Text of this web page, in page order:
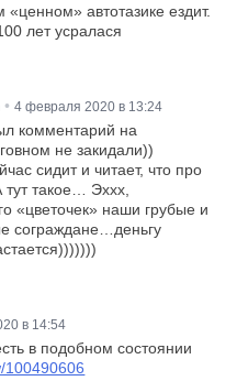
автотазике ездит.
лет усралася
• 4 февраля 2020 в 13:24
комментарий на
не закидали))
сидит и читает, что про
тут такое… Эххх,
«цветочек» наши грубые и
сограждане…деньгу
в 14:54
в подобном состоянии
100490606